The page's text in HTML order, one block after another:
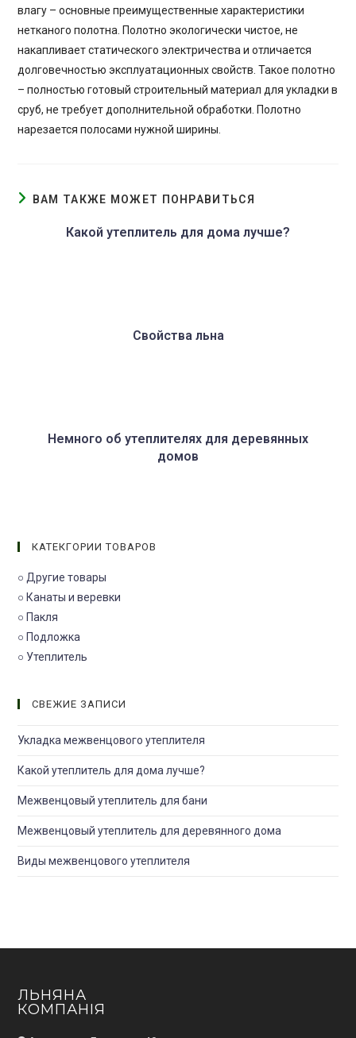
влагу – основные преимущественные характеристики
нетканого полотна. Полотно экологически чистое, не
накапливает статического электричества и отличается
долговечностью эксплуатационных свойств. Такое полотно
– полностью готовый строительный материал для укладки в
сруб, не требует дополнительной обработки. Полотно
нарезается полосами нужной ширины.
ВАМ ТАКЖЕ МОЖЕТ ПОНРАВИТЬСЯ
Какой утеплитель для дома лучше?
Свойства льна
Немного об утеплителях для деревянных
домов
КАТЕКГОРИИ ТОВАРОВ
○ Другие товары
○ Канаты и веревки
○ Пакля
○ Подложка
○ Утеплитель
СВЕЖИЕ ЗАПИСИ
Укладка межвенцового утеплителя
Какой утеплитель для дома лучше?
Межвенцовый утеплитель для бани
Межвенцовый утеплитель для деревянного дома
Виды межвенцового утеплителя
ЛЬНЯНА
КОМПАНІЯ